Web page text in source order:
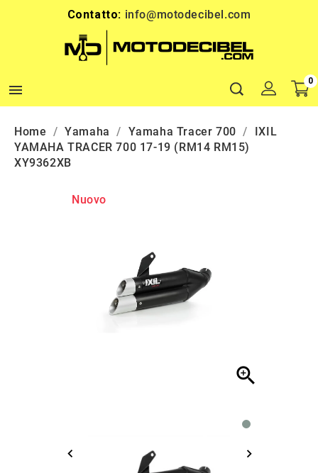
Contatto: info@motodecibel.com

0
Home Yamaha Yamaha Tracer 700
IXIL
YAMAHA TRACER 700 17-19 (RM14 RM15)
XY9362XB
Nuovo
